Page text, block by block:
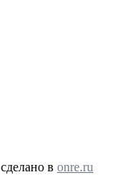
сделано в onre.ru